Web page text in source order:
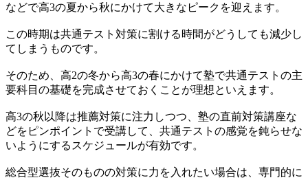
などで高3の夏から秋にかけて大きなピークを迎えます。
この時期は共通テスト対策に割ける時間がどうしても減少し
てしまうものです。
そのため、高2の冬から高3の春にかけて塾で共通テストの主
要科目の基礎を完成させておくことが理想といえます。
高3の秋以降は推薦対策に注力しつつ、塾の直前対策講座な
どをピンポイントで受講して、共通テストの感覚を鈍らせな
いようにするスケジュールが有効です。
総合型選抜そのものの対策に力を入れたい場合は、専門的に